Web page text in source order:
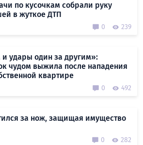
по кусочкам собрали руку
в жуткое ДТП
0 239
и удары один за другим»:
чудом выжила после нападения
квартире
0 492
за нож, защищая имущество
0 282